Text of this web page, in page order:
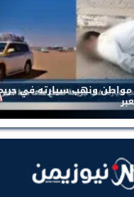
ونهب سيارته في